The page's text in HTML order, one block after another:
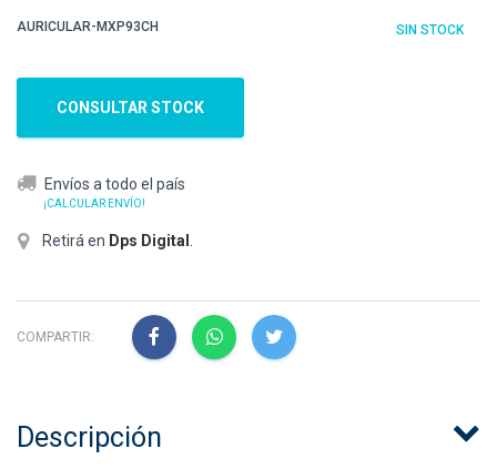
AURICULAR-MXP93CH SIN STOCK
CONSULTAR STOCK
Envíos a todo el país
¡CALCULAR ENVÍO!
Retirá en Dps Digital
COMPARTIR:
Descripción